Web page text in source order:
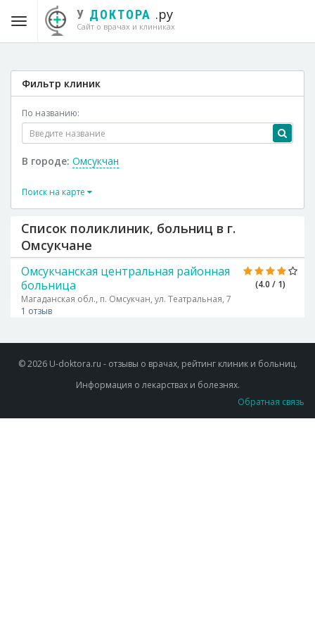
У ДОКТОРА .ру
Сайт о врачах и клиниках
Фильтр клиник
По названию:
В городе: Омсукчан
Поиск на карте
Список поликлиник, больниц в г.
Омсукчане
(4.0 / 1)
Омсукчанская центральная районная
больница
Магаданская обл., п. Омсукчан, ул. Театральная, 7
1 отзыв
© 2026 U-doktora.ru - отзывы о врачах, рейтинг клиник и больниц.
Информация о лекарствах и болезнях.
Обратная связь